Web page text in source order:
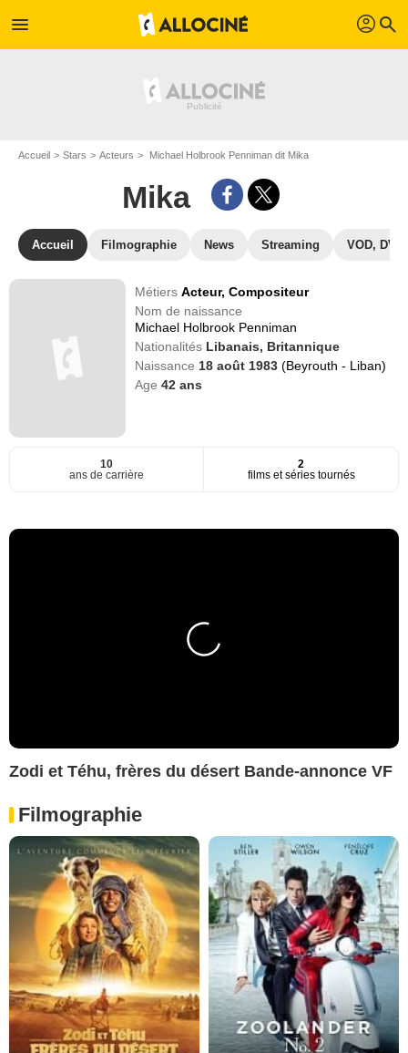
menu profil search
Accueil Stars Acteurs Michael Holbrook Penniman dit Mika
Mika
Accueil Filmographie News Streaming VOD, DVD
MétiersActeur,Compositeur
Nom de naissance
Michael Holbrook Penniman
Nationalités Libanais, Britannique
Naissance 18 août 1983(Beyrouth - Liban)
Age42 ans
10
ans de carrière
2
films et séries tournés
Zodi et Téhu, frères du désert Bande-annonce VF
Filmographie